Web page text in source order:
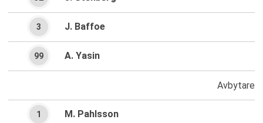
J. Baffoe
3
A. Yasin
99
Avbytare
M. Pahlsson
1